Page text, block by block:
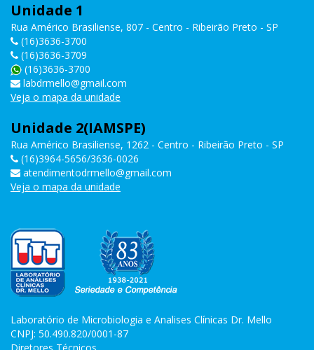
Unidade 1
Rua Américo Brasiliense, 807 - Centro - Ribeirão Preto - SP
(16)3636-3700
(16)3636-3709
(16)3636-3700
labdrmello@gmail.com
Veja o mapa da unidade
Unidade 2(IAMSPE)
Rua Américo Brasiliense, 1262 - Centro - Ribeirão Preto - SP
(16)3964-5656/3636-0026
atendimentodrmello@gmail.com
Veja o mapa da unidade
Laboratório de Microbiologia e Analises Clínicas Dr. Mello
CNPJ: 50.490.820/0001-87